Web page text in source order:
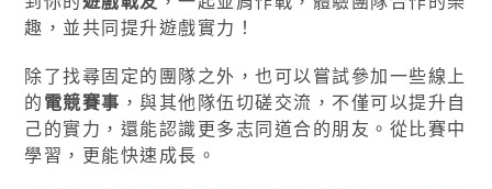
趣，並共同提升遊戲實力！
除了找尋固定的團隊之外，也可以嘗試參加一些線上
的電競賽事 ，與其他隊伍切磋交流，不僅可以提升自
己的實力，還能認識更多志同道合的朋友。從比賽中
學習，更能快速成長。